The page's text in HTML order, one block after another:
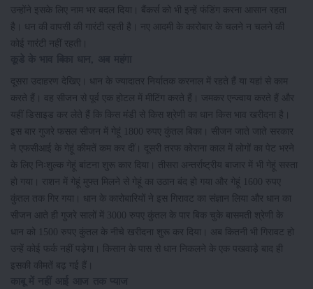
उन्होंने इसके लिए नाम भर बदल दिया। बैंकर्स को भी इन्हें फंडिंग करना आसान रहता
है। धन की वापसी की गारंटी रहती है। नए आदमी के कारोबार के चलने न चलने की
कोई गारंटी नहीं रहती।
दूसरा उदाहरण देखिए। धान के ज्यादातर निर्यातक करनाल में रहते हैं या यहां से काम
करते हैं। वह सीजन से पूर्व एक होटल में मीटिंग करते हैं। जमकर एन्ज्वाय करते हैं और
यहीं डिसाइड कर लेते हैं कि किस मंडी से किस श्रेणी का धान किस भाव खरीदना है।
इस बार गुजरे फसल सीजन में गेहूं 1800 रुपए कुंतल बिका। सीजन जाते जाते सरकार
ने एफसीआई के गेहूं कीमतें कम कर दीं। दूसरी तरफ कोराना काल में लोगों का पेट भरने
के लिए निःशुल्क गेहूं बांटना शुरू कार दिया। तीसरा अन्तर्राष्ट्रीय बाजार में भी गेहूं सस्ता
हो गया। राशन में गेहूं मुफ्त मिलने से गेहूं का उठान बंद हो गया और गेहूं 1600 रुपए
कुंतल तक गिर गया। धान के कारोबारियों ने इस गिरावट का संज्ञान लिया और धान का
सीजन आते ही गुजरे सालों में 3000 रुपए कुंतल के पार बिक चुके बासमती श्रेणी के
धान को 1500 रुपए कुंतल के नीचे खरीदना शुरू कर दिया। अब कितनी भी गिरावट हो
उन्हें कोई फर्क नहीं पडे़गा। किसान के पास से धान निकलने के एक पखवाडे़ बाद ही
इसकी कीमतें बढ़ गई हैं।